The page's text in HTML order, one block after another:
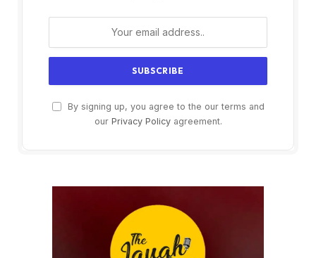
By signing up, you agree to the our terms and
our Privacy Policyagreement.